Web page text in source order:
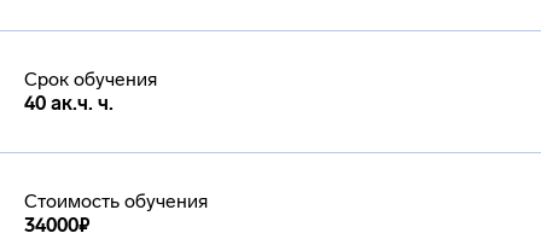
Срок обучения
40 ак.ч. ч.
Стоимость обучения
34000₽